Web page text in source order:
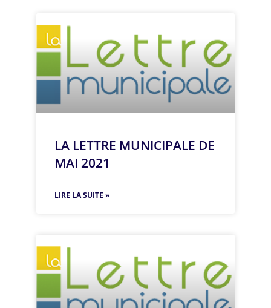
LA LETTRE MUNICIPALE DE
MAI 2021
LIRE LA SUITE »